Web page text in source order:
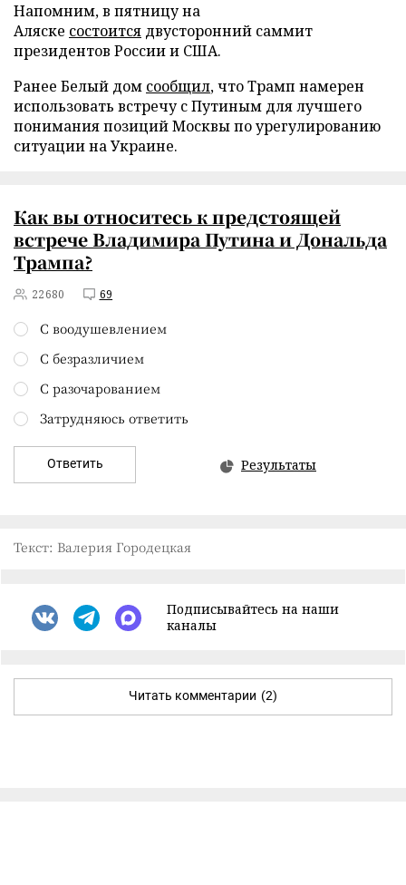
Напомним, в пятницу на
Аляске состоится двусторонний саммит
президентов России и США.
Ранее Белый дом сообщил, что Трамп намерен
использовать встречу с Путиным для лучшего
понимания позиций Москвы по урегулированию
ситуации на Украине.
Как вы относитесь к предстоящей
встрече Владимира Путина и Дональда
Трампа?
22680 69
С воодушевлением
С безразличием
С разочарованием
Затрудняюсь ответить
Ответить Результаты
Текст: Валерия Городецкая
Подписывайтесь на наши
каналы
Читать комментарии (2)